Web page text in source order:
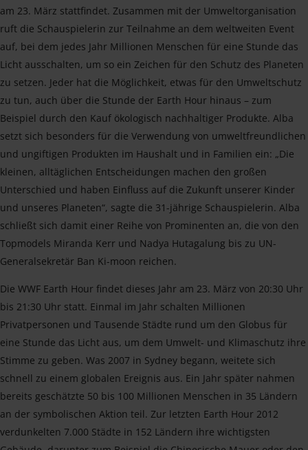
am 23. März stattfindet. Zusammen mit der Umweltorganisation
ruft die Schauspielerin zur Teilnahme an dem weltweiten Event
auf, bei dem jedes Jahr Millionen Menschen für eine Stunde das
Licht ausschalten, um so ein Zeichen für den Schutz des Planeten
zu setzen. Jeder hat die Möglichkeit, etwas für den Umweltschutz
zu tun, auch über die Stunde der Earth Hour hinaus – zum
Beispiel durch den Kauf ökologisch nachhaltiger Produkte. Alba
setzt sich besonders für die Verwendung von umweltfreundlichen
und ungiftigen Produkten im Haushalt und in Familien ein: „Die
kleinen, alltäglichen Entscheidungen machen den großen
Unterschied und haben Einfluss auf die Zukunft unserer Kinder
und unseres Planeten“, sagte die 31-jährige Schauspielerin. Alba
schließt sich damit einer Reihe von Prominenten an, die von den
Topmodels Miranda Kerr und Nadya Hutagalung bis zu UN-
Generalsekretär Ban Ki-moon reichen.
Die WWF Earth Hour findet dieses Jahr am 23. März von 20:30 Uhr
bis 21:30 Uhr statt. Einmal im Jahr schalten Millionen
Privatpersonen und Tausende Städte rund um den Globus für
eine Stunde das Licht aus, um dem Umwelt- und Klimaschutz ihre
Stimme zu geben. Was 2007 in Sydney begann, weitete sich
schnell zu einem globalen Ereignis aus. Ein Jahr später nahmen
bereits geschätzte 50 bis 100 Millionen Menschen in 35 Ländern
an der symbolischen Aktion teil. Zur letzten Earth Hour 2012
verdunkelten 7.000 Städte in 152 Ländern ihre wichtigsten